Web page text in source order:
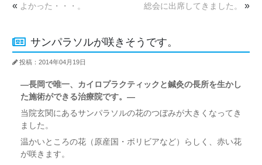
« よかった・・・。 総会に出席してきました。 »
サンパラソルが咲きそうです。
投稿：2014年04月19日
―長岡で唯一、カイロプラクティックと鍼灸の長所を生かし
た施術ができる治療院です。―
当院玄関にあるサンパラソルの花のつぼみが大きくなってき
ました。
温かいところの花（原産国・ボリビアなど）らしく、赤い花
が咲きます。